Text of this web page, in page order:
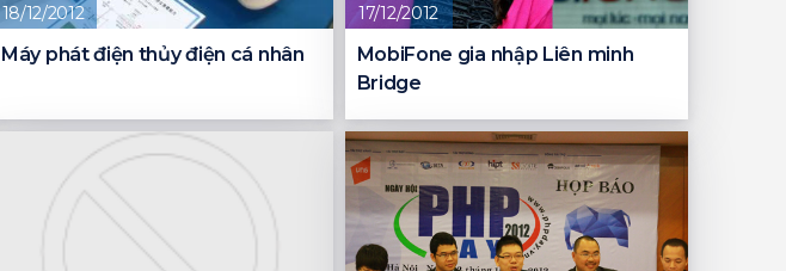
18/12/2012
Máy phát điện thủy điện cá nhân
17/12/2012
MobiFone gia nhập Liên minh
Bridge